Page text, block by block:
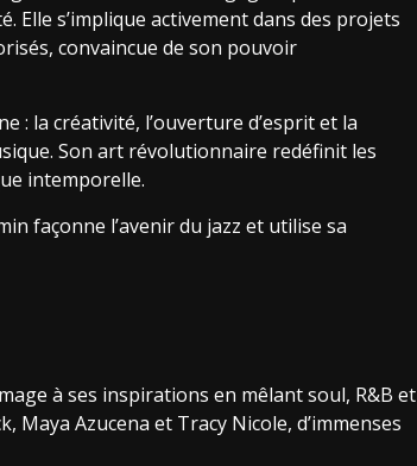
Elle s’implique activement dans des projets
convaincue de son pouvoir
: la créativité, l’ouverture d’esprit et la
Son art révolutionnaire redéfinit les
intemporelle.
façonne l’avenir du jazz et utilise sa
à ses inspirations en mêlant soul, R&B et
Maya Azucena et Tracy Nicole, d’immenses